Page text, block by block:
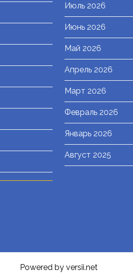
Июль 2026
Июнь 2026
Май 2026
Апрель 2026
Март 2026
Февраль 2026
Январь 2026
Август 2025
Powered by versii.net